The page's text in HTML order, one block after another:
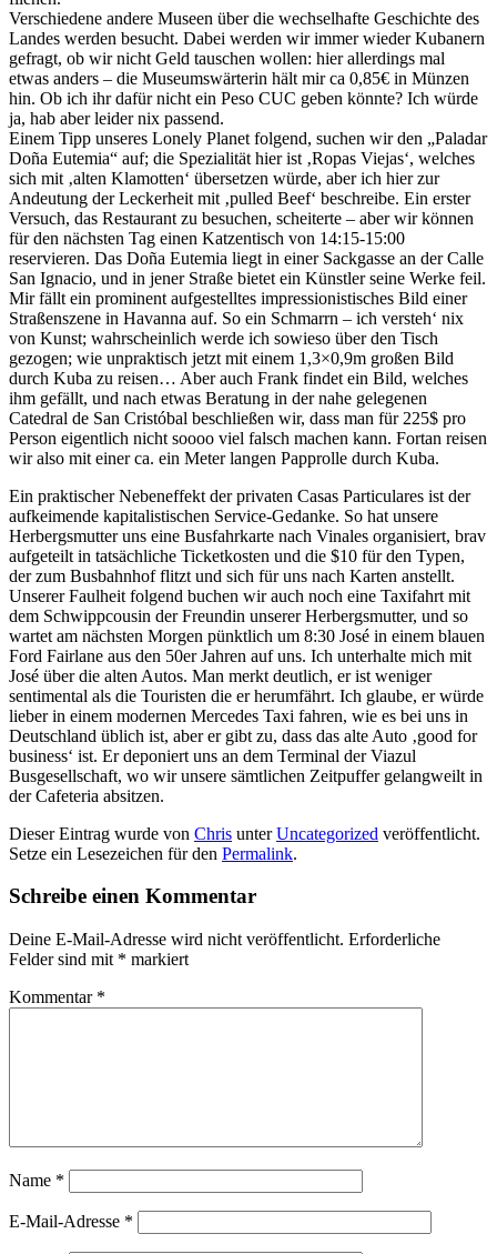
Verschiedene andere Museen über die wechselhafte Geschichte des
Landes werden besucht. Dabei werden wir immer wieder Kubanern
gefragt, ob wir nicht Geld tauschen wollen: hier allerdings mal
etwas anders – die Museumswärterin hält mir ca 0,85€ in Münzen
hin. Ob ich ihr dafür nicht ein Peso CUC geben könnte? Ich würde
ja, hab aber leider nix passend.
Einem Tipp unseres Lonely Planet folgend, suchen wir den „Paladar
Doña Eutemia“ auf; die Spezialität hier ist ‚Ropas Viejas‘, welches
sich mit ‚alten Klamotten‘ übersetzen würde, aber ich hier zur
Andeutung der Leckerheit mit ‚pulled Beef‘ beschreibe. Ein erster
Versuch, das Restaurant zu besuchen, scheiterte – aber wir können
für den nächsten Tag einen Katzentisch von 14:15-15:00
reservieren. Das Doña Eutemia liegt in einer Sackgasse an der Calle
San Ignacio, und in jener Straße bietet ein Künstler seine Werke feil.
Mir fällt ein prominent aufgestelltes impressionistisches Bild einer
Straßenszene in Havanna auf. So ein Schmarrn – ich versteh‘ nix
von Kunst; wahrscheinlich werde ich sowieso über den Tisch
gezogen; wie unpraktisch jetzt mit einem 1,3×0,9m großen Bild
durch Kuba zu reisen… Aber auch Frank findet ein Bild, welches
ihm gefällt, und nach etwas Beratung in der nahe gelegenen
Catedral de San Cristóbal beschließen wir, dass man für 225$ pro
Person eigentlich nicht soooo viel falsch machen kann. Fortan reisen
wir also mit einer ca. ein Meter langen Papprolle durch Kuba.
Ein praktischer Nebeneffekt der privaten Casas Particulares ist der
aufkeimende kapitalistischen Service-Gedanke. So hat unsere
Herbergsmutter uns eine Busfahrkarte nach Vinales organisiert, brav
aufgeteilt in tatsächliche Ticketkosten und die $10 für den Typen,
der zum Busbahnhof flitzt und sich für uns nach Karten anstellt.
Unserer Faulheit folgend buchen wir auch noch eine Taxifahrt mit
dem Schwippcousin der Freundin unserer Herbergsmutter, und so
wartet am nächsten Morgen pünktlich um 8:30 José in einem blauen
Ford Fairlane aus den 50er Jahren auf uns. Ich unterhalte mich mit
José über die alten Autos. Man merkt deutlich, er ist weniger
sentimental als die Touristen die er herumfährt. Ich glaube, er würde
lieber in einem modernen Mercedes Taxi fahren, wie es bei uns in
Deutschland üblich ist, aber er gibt zu, dass das alte Auto ‚good for
business‘ ist. Er deponiert uns an dem Terminal der Viazul
Busgesellschaft, wo wir unsere sämtlichen Zeitpuffer gelangweilt in
der Cafeteria absitzen.
Dieser Eintrag wurde von Chris unterUncategorized veröffentlicht.
Setze ein Lesezeichen für den Permalink.
Schreibe einen Kommentar
Deine E-Mail-Adresse wird nicht veröffentlicht. Erforderliche
Felder sind mit * markiert
Kommentar *
Name *
E-Mail-Adresse *